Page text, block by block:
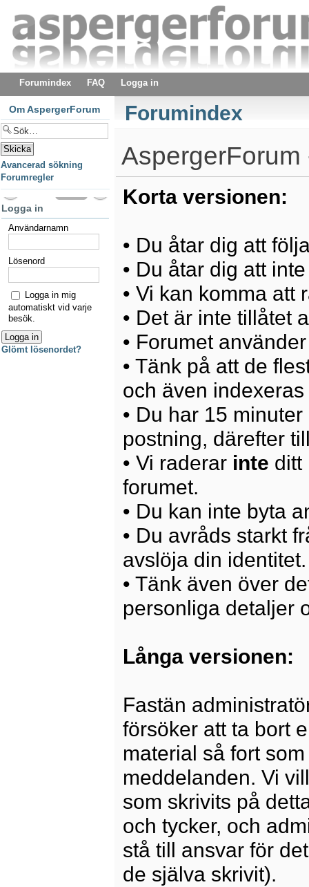
Forumindex FAQ Logga in
Forumindex
AspergerForum
Korta versionen:
• Du åtar dig att
• Du åtar dig att
• Vi kan komma att
• Det är inte tillåtet
• Forumet
• Tänk på att de
och även
• Du har 15
postning, därefter
• Vi raderar inte ditt
forumet.
• Du kan inte byta
• Du avråds starkt
avslöja din identitet.
• Tänk även över
personliga detaljer
Långa versionen:
Fastän
försöker att ta bort
material så fort
meddelanden. Vi
som skrivits på
och tycker, och
stå till ansvar för
de själva skrivit).
Om AspergerForum
Avancerad sökning
Forumregler
Logga in
Användarnamn
Lösenord
Logga in mig
automatiskt vid varje
besök.
Glömt lösenordet?